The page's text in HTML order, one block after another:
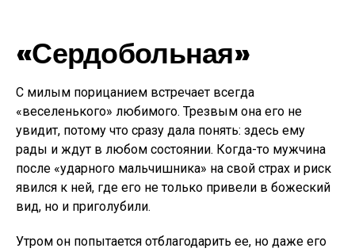
«Сердобольная»
С милым порицанием встречает всегда
«веселенького» любимого. Трезвым она его не
увидит, потому что сразу дала понять: здесь ему
рады и ждут в любом состоянии. Когда-то мужчина
после «ударного мальчишника» на свой страх и риск
явился к ней, где его не только привели в божеский
вид, но и приголубили.
Утром он попытается отблагодарить ее, но даже его